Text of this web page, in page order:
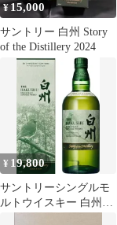
¥15,000
サントリー 白州 Story
of the Distillery 2024
¥ 19,800
サントリーシングルモ
ルトウイスキー 白州